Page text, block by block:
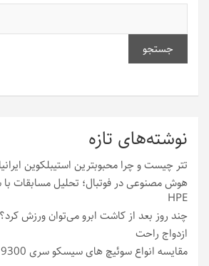
جستجو
نوشته‌های تازه
تتر چیست و چرا محبوبترین استیبلکوین
هوش مصنوعی در فوتبال؛ تحلیل مسابقات با
HPE
چند روز بعد از کاشت ابرو می‌توان ورزش کرد؟
ازدواج راحت
مقایسه انواع سوئیچ های سیسکو سری 9300